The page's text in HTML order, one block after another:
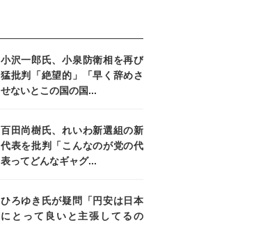
小沢一郎氏、小泉防衛相を再び
猛批判「絶望的」「早く辞めさ
せないとこの国の国...
百田尚樹氏、れいわ新選組の新
代表を批判「こんなのが党の代
表ってどんなギャグ...
ひろゆき氏が疑問「円安は日本
にとって良いと主張してるの